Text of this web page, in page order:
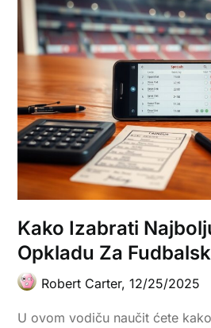
Kako Izabrati
Opkladu Za
Robert Carter,12/25/2025
U ovom vodiču naučit ćete